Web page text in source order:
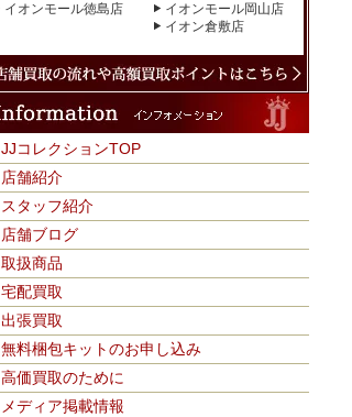
イオンモール徳島店
イオンモール岡山店
イオン倉敷店
JJコレクションTOP
店舗紹介
スタッフ紹介
店舗ブログ
取扱商品
宅配買取
出張買取
無料梱包キットのお申し込み
高価買取のために
メディア掲載情報